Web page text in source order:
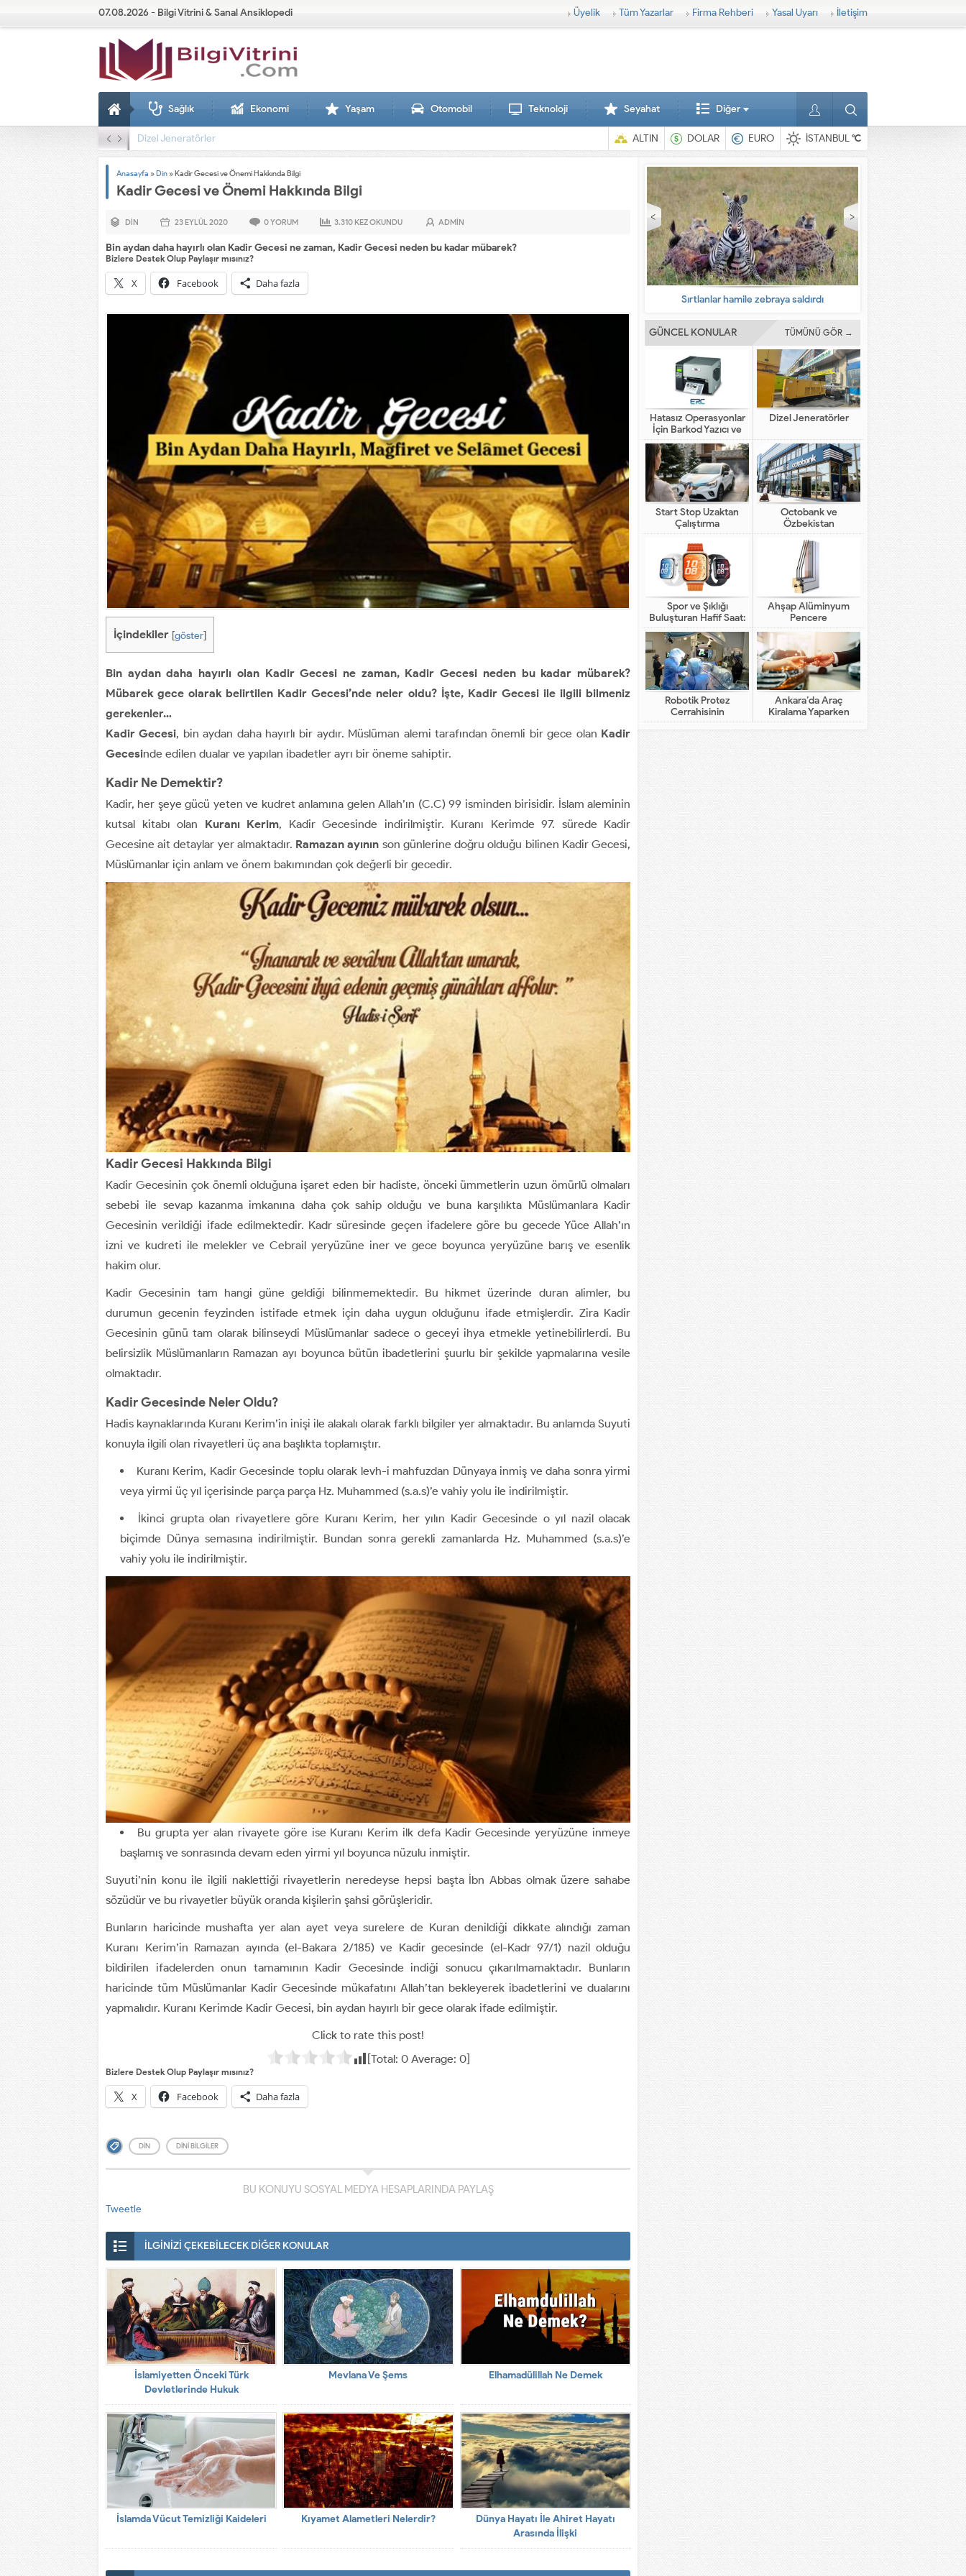
07.08.2026 - Bilgi Vitrini & Sanal Ansiklopedi Üyelik Tüm Yazarlar Firma Rehberi Yasal Uyarı İletişim
Sağlık Ekonomi Yaşam Otomobil Teknoloji Seyahat Diğer
Dizel Jeneratörler ALTIN DOLAR EURO İSTANBUL°C
Anasayfa »Din »Kadir Gecesi ve Önemi Hakkında Bilgi
Kadir Gecesi ve Önemi Hakkında Bilgi
DIN 23 EYLÜL2020 0YORUM 3.310 KEZ OKUNDU ADMIN
Bin aydan daha hayırlı olan Kadir Gecesi ne zaman, Kadir Gecesi neden bu kadar mübarek?
Bizlere Destek Olup Paylaşır mısınız?
X Facebook Daha fazla
İçindekiler [göster]
Bin aydan daha hayırlı olan Kadir Gecesi ne zaman, Kadir Gecesi neden bu kadar mübarek?
Mübarek gece olarak belirtilen Kadir Gecesi’nde neler oldu? İşte, Kadir Gecesi ile ilgili bilmeniz
gerekenler…
Kadir Gecesi, bin aydan daha hayırlı bir aydır. Müslüman alemi tarafından önemli bir gece olan Kadir
Gecesinde edilen dualar ve yapılan ibadetler ayrı bir öneme sahiptir.
Kadir Ne Demektir?
Kadir, her şeye gücü yeten ve kudret anlamına gelen Allah’ın (C.C) 99 isminden birisidir. İslam aleminin
kutsal kitabı olan Kuranı Kerim, Kadir Gecesinde indirilmiştir. Kuranı Kerimde 97. sürede Kadir
Gecesine ait detaylar yer almaktadır. Ramazan ayının son günlerine doğru olduğu bilinen Kadir Gecesi,
Müslümanlar için anlam ve önem bakımından çok değerli bir gecedir.
Kadir Gecesi Hakkında Bilgi
Kadir Gecesinin çok önemli olduğuna işaret eden bir hadiste, önceki ümmetlerin uzun ömürlü olmaları
sebebi ile sevap kazanma imkanına daha çok sahip olduğu ve buna karşılıkta Müslümanlara Kadir
Gecesinin verildiği ifade edilmektedir. Kadr süresinde geçen ifadelere göre bu gecede Yüce Allah’ın
izni ve kudreti ile melekler ve Cebrail yeryüzüne iner ve gece boyunca yeryüzüne barış ve esenlik
hakim olur.
Kadir Gecesinin tam hangi güne geldiği bilinmemektedir. Bu hikmet üzerinde duran alimler, bu
durumun gecenin feyzinden istifade etmek için daha uygun olduğunu ifade etmişlerdir. Zira Kadir
Gecesinin günü tam olarak bilinseydi Müslümanlar sadece o geceyi ihya etmekle yetinebilirlerdi. Bu
belirsizlik Müslümanların Ramazan ayı boyunca bütün ibadetlerini şuurlu bir şekilde yapmalarına vesile
olmaktadır.
Kadir Gecesinde Neler Oldu?
Hadis kaynaklarında Kuranı Kerim’in inişi ile alakalı olarak farklı bilgiler yer almaktadır. Bu anlamda Suyuti
konuyla ilgili olan rivayetleri üç ana başlıkta toplamıştır.
Kuranı Kerim, Kadir Gecesinde toplu olarak levh-i mahfuzdan Dünyaya inmiş ve daha sonra yirmi
veya yirmi üç yıl içerisinde parça parça Hz. Muhammed (s.a.s)’e vahiy yolu ile indirilmiştir.
İkinci grupta olan rivayetlere göre Kuranı Kerim, her yılın Kadir Gecesinde o yıl nazil olacak
biçimde Dünya semasına indirilmiştir. Bundan sonra gerekli zamanlarda Hz. Muhammed (s.a.s)’e
vahiy yolu ile indirilmiştir.
Bu grupta yer alan rivayete göre ise Kuranı Kerim ilk defa Kadir Gecesinde yeryüzüne inmeye
başlamış ve sonrasında devam eden yirmi yıl boyunca nüzulu inmiştir.
Suyuti’nin konu ile ilgili naklettiği rivayetlerin neredeyse hepsi başta İbn Abbas olmak üzere sahabe
sözüdür ve bu rivayetler büyük oranda kişilerin şahsi görüşleridir.
Bunların haricinde mushafta yer alan ayet veya surelere de Kuran denildiği dikkate alındığı zaman
Kuranı Kerim’in Ramazan ayında (el-Bakara 2/185) ve Kadir gecesinde (el-Kadr 97/1) nazil olduğu
bildirilen ifadelerden onun tamamının Kadir Gecesinde indiği sonucu çıkarılmamaktadır. Bunların
haricinde tüm Müslümanlar Kadir Gecesinde mükafatını Allah’tan bekleyerek ibadetlerini ve dualarını
yapmalıdır. Kuranı Kerimde Kadir Gecesi, bin aydan hayırlı bir gece olarak ifade edilmiştir.
Click to rate this post!
[Total: 0Average: 0]
Bizlere Destek Olup Paylaşır mısınız?
X Facebook Daha fazla
DIN DINI BILGILER
BU KONUYU SOSYAL MEDYA HESAPLARINDA PAYLAŞ
Tweetle
İLGİNİZİ ÇEKEBİLECEK DİĞER KONULAR
İslamiyetten Önceki Türk
Devletlerinde Hukuk
Mevlana Ve Şems Elhamadülillah Ne Demek
İslamda Vücut Temizliği Kaideleri Kıyamet Alametleri Nelerdir?
Dünya Hayatı İle Ahiret Hayatı
Arasında İlişki
En ilginç hayvanlar
GÜNCEL KONULAR TÜMÜNÜ GÖR →
Hatasız Operasyonlar
İçin Barkod Yazıcı ve
Otomasyon Sistemleri
Dizel Jeneratörler
Start Stop Uzaktan
Çalıştırma
Octobank ve
Özbekistan
Bankalarının Dijital
Finansal Altyapının
Gelişimindeki Yeni Rolü
Spor ve Şıklığı
Buluşturan Hafif Saat:
HUAWEI WATCH FIT 5
Pro
Ahşap Alüminyum
Pencere
Robotik Protez
Cerrahisinin
Geleneksel Cerrahiden
Farkı Nedir?
Ankara’da Araç
Kiralama Yaparken
Dikkat Edilecekler